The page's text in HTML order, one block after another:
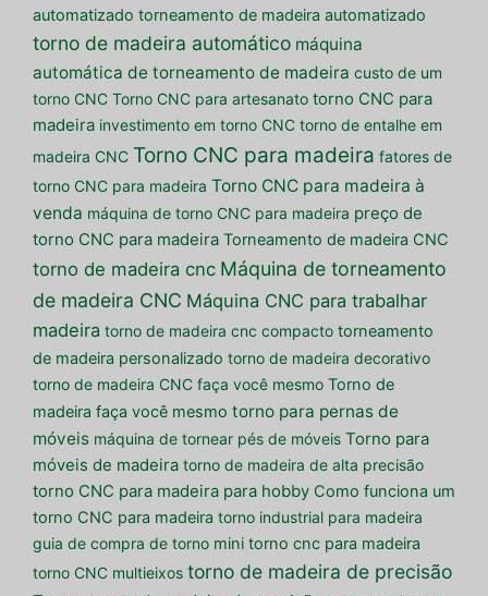
automatizado torneamento de madeira automatizado
torno de madeira automático máquina
automática de torneamento de madeira custo de um
torno CNC Torno CNC para artesanato torno CNC para
madeira investimento em torno CNC torno de entalhe em
madeira CNC Torno CNC para madeira fatores de
torno CNC para madeira Torno CNC para madeira à
venda máquina de torno CNC para madeira preço de
torno CNC para madeira Torneamento de madeira CNC
torno de madeira cnc Máquina de torneamento
de madeira CNC Máquina CNC para trabalhar
madeira torno de madeira cnc compacto torneamento
de madeira personalizado torno de madeira decorativo
torno de madeira CNC faça você mesmo Torno de
madeira faça você mesmo torno para pernas de
móveis máquina de tornear pés de móveis Torno para
móveis de madeira torno de madeira de alta precisão
torno CNC para madeira para hobby Como funciona um
torno CNC para madeira torno industrial para madeira
guia de compra de torno mini torno cnc para madeira
torno CNC multieixos torno de madeira de precisão